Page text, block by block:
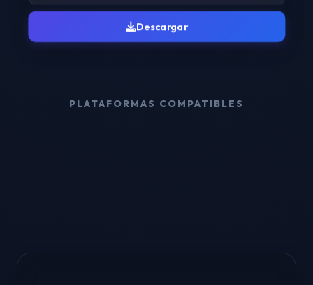
Descargar
PLATAFORMAS COMPATIBLES